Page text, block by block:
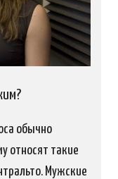
обычно
относят такие
Мужские